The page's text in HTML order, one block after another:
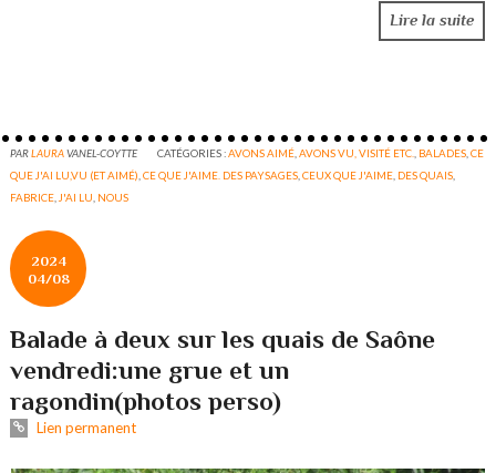
Lire la suite
PARLAURAVANEL-COYTTE CATÉGORIES :AVONS AIMÉ ,AVONS VU, VISITÉ ETC. BALADES ,CE
QUE J'AI LU,VU (ET AIMÉ) ,CE QUE J'AIME. DES PAYSAGES ,CEUX QUE J'AIME DES QUAIS
FABRICE J'AI LU NOUS
2024
04/08
Balade à deux sur les quais de Saône
vendredi:une grue et un
ragondin(photos perso)
Lien permanent